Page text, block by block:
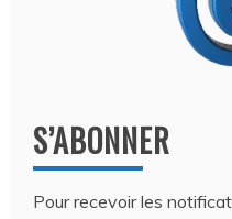
S’ABONNER
Pour recevoir les